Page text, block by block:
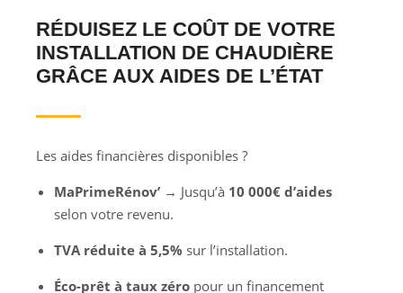
RÉDUISEZ LE COÛT DE VOTRE
INSTALLATION DE CHAUDIÈRE
GRÂCE AUX AIDES DE L’ÉTAT
Les aides financières disponibles ?
MaPrimeRénov’ → Jusqu’à 10 000€ d’aides
selon votre revenu.
TVA réduite à 5,5% sur l’installation.
Éco-prêt à taux zéro pour un financement